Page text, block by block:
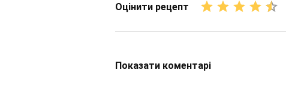
Оцінити рецепт
Показати коментарі